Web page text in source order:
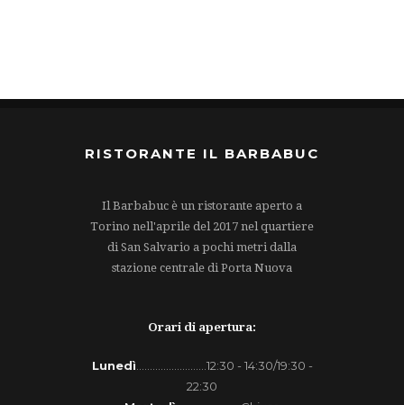
RISTORANTE IL BARBABUC
Il Barbabuc è un ristorante aperto a
Torino nell'aprile del 2017 nel quartiere
di San Salvario a pochi metri dalla
stazione centrale di Porta Nuova
Orari di apertura:
Lunedì ..........................12:30 - 14:30/19:30 -
22:30